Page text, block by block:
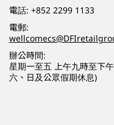
電話: +852 2299 1133
電郵:
辦公時間:
星期一至五 上午九時至下
六、日及公眾假期休息)